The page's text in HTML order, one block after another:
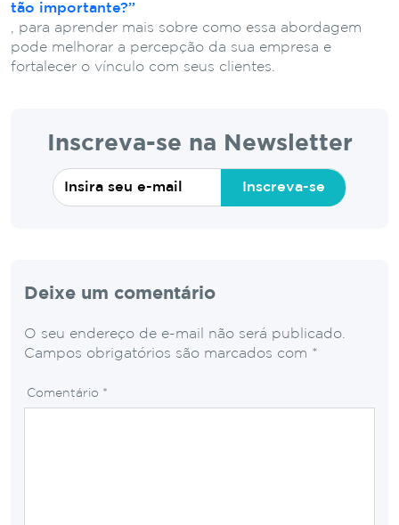
tão importante?”
, para aprender mais sobre como essa abordagem
pode melhorar a percepção da sua empresa e
fortalecer o vínculo com seus clientes.
Inscreva-se na Newsletter
Inscreva-se
Deixe um comentário
O seu endereço de e-mail não será publicado.
Campos obrigatórios são marcados com *
Comentário *